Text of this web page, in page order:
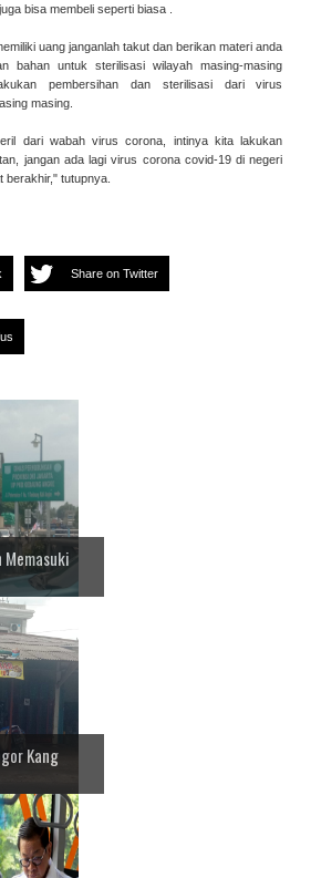
bisa membeli seperti biasa .
uang janganlah takut dan berikan materi anda
bahan untuk sterilisasi wilayah masing-masing
pembersihan dan sterilisasi dari virus
masing.
dari wabah virus corona, intinya kita lakukan
jangan ada lagi virus corona covid-19 di negeri
berakhir," tutupnya.
Share on Twitter
Memasuki
Kang